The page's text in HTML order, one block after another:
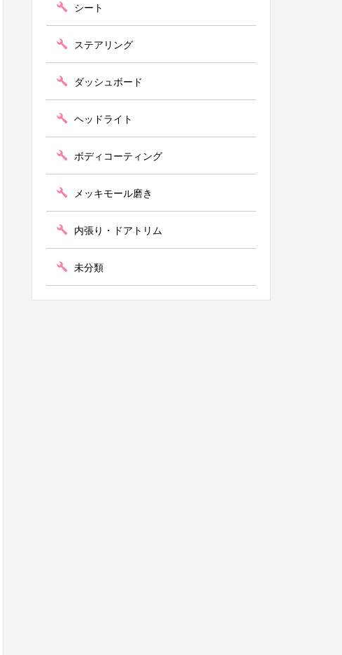
シート
ステアリング
ダッシュボード
ヘッドライト
ボディコーティング
メッキモール磨き
内張り・ドアトリム
未分類